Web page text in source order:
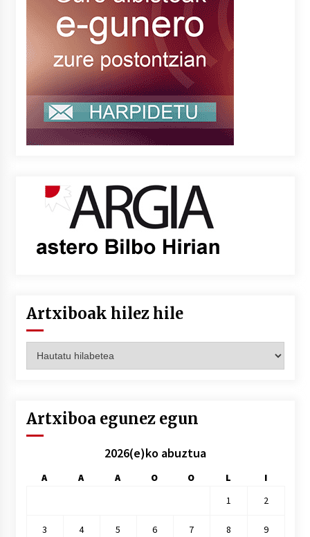
Artxiboak hilez hile
hilez
Artxiboa egunez egun
2026(e)ko abuztua
A A A O O L
I
1
2
3 4 5 6 7 8 9